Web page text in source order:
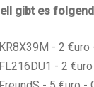
gibt es
KR8X39M - 2 €uro
FL216DU1 - 2